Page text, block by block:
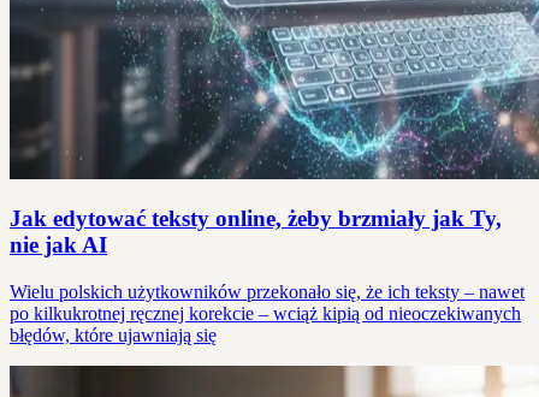
Jak edytować teksty online, żeby brzmiały jak Ty,
nie jak AI
Wielu polskich użytkowników przekonało się, że ich teksty – nawet
po kilkukrotnej ręcznej korekcie – wciąż kipią od nieoczekiwanych
błędów, które ujawniają się